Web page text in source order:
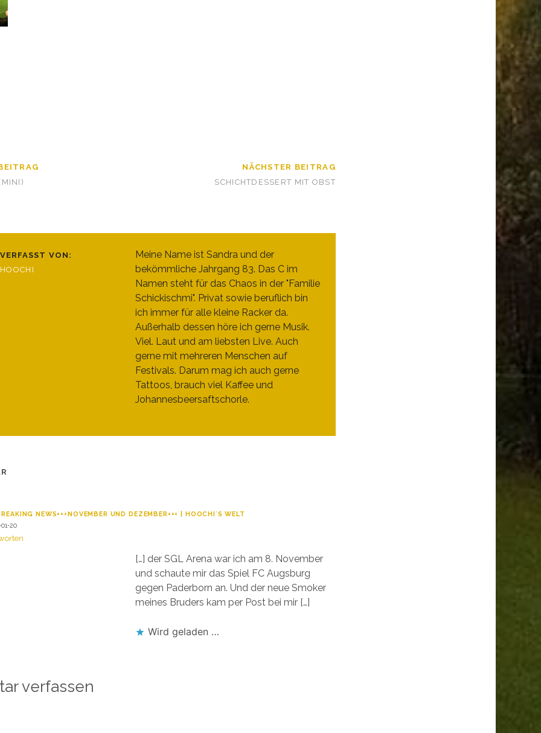
NÄCHSTER BEITRAG
SCHICHTDESSERT MIT OBST
VERFASST VON:
HOOCHI
Meine Name ist Sandra und der
bekömmliche Jahrgang 83. Das C im
Namen steht für das Chaos in der "Familie
Schickischmi". Privat sowie beruflich bin
ich immer für alle kleine Racker da.
Außerhalb dessen höre ich gerne Musik.
Viel. Laut und am liebsten Live. Auch
gerne mit mehreren Menschen auf
Festivals. Darum mag ich auch gerne
Tattoos, brauch viel Kaffee und
Johannesbeersaftschorle.
NEWS+++NOVEMBER UND DEZEMBER+++ | HOOCHI´S WELT
20
[…] der SGL Arena war ich am 8. November
und schaute mir das Spiel FC Augsburg
gegen Paderborn an. Und der neue Smoker
meines Bruders kam per Post bei mir […]
Wird geladen …
verfassen